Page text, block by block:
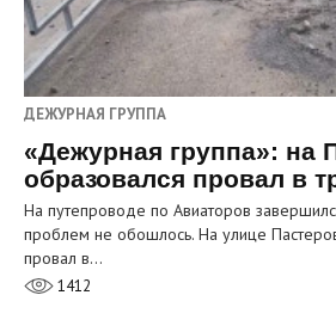
ДЕЖУРНАЯ ГРУППА
«Дежурная группа»: на
образовался провал в
На путепроводе по Авиаторов
проблем не обошлось. На улице
провал в…
1412